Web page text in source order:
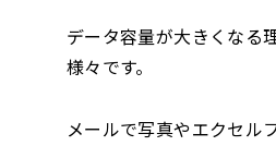
データ容量が大きくなる
様々です。
メールで写真やエクセル